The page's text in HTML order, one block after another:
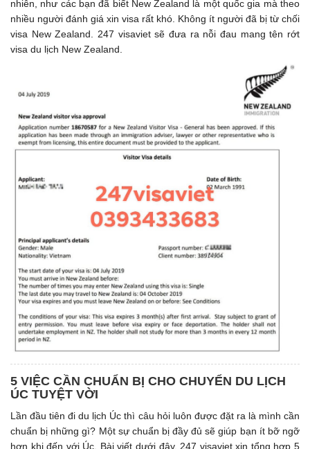
nhiên, như các bạn đã biết New Zealand là một quốc gia mà theo
nhiều người đánh giá xin visa rất khó. Không ít người đã bị từ chối
visa New Zealand. 247 visaviet sẽ đưa ra nỗi đau mang tên rớt
visa du lịch New Zealand.
5 VIỆC CẦN CHUẨN BỊ CHO CHUYỂN DU LỊCH
ÚC TUYỆT VỜI
Lần đầu tiên đi du lịch Úc thì câu hỏi luôn được đặt ra là mình cần
chuẩn bị những gì? Một sự chuẩn bị đầy đủ sẽ giúp bạn ít bỡ ngỡ
hơn khi đến với Úc. Bài viết dưới đây, 247 visaviet xin tổng hợp 5